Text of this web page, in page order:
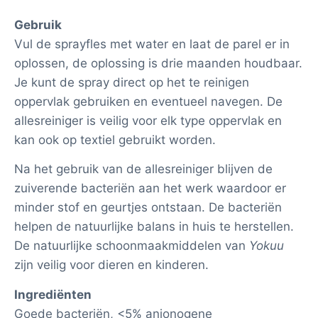
Gebruik
Vul de sprayfles met water en laat de parel er in
oplossen, de oplossing is drie maanden houdbaar.
Je kunt de spray direct op het te reinigen
oppervlak gebruiken en eventueel navegen. De
allesreiniger is veilig voor elk type oppervlak en
kan ook op textiel gebruikt worden.
Na het gebruik van de allesreiniger blijven de
zuiverende bacteriën aan het werk waardoor er
minder stof en geurtjes ontstaan. De bacteriën
helpen de natuurlijke balans in huis te herstellen.
De natuurlijke schoonmaakmiddelen van Yokuu
zijn veilig voor dieren en kinderen.
Ingrediënten
Goede bacteriën, <5% anionogene